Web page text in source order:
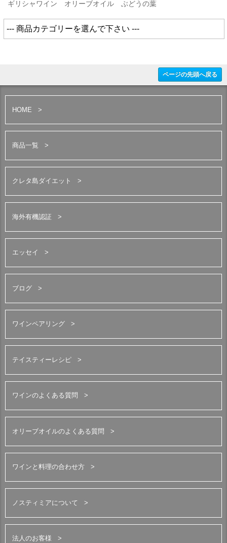
ギリシャワイン オリーブオイル ぶどうの葉
ページの先頭へ戻る
HOME
商品一覧
クレタ島ダイエット
海外有機認証
エッセイ
ブログ
ワインペアリング
テイスティーレシピ
ワインのよくある質問
オリーブオイルのよくある質問
ワインと料理の合わせ方
ノスティミアについて
法人のお客様